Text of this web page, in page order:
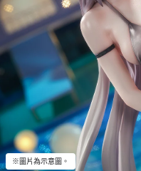
※圖片為示意圖。